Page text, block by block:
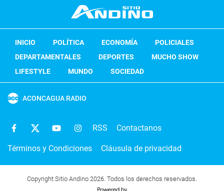
INICIO POLÍTICA ECONOMÍA
POLICIALES
DEPARTAMENTALES
DEPORTES
MUCHO SHOW
LIFESTYLE
MUNDO SOCIEDAD
ACONCAGUA RADIO
RSS Contactanos
Términos y Condiciones Cláusula de privacidad
Copyright Sitio Andino 2026. Todos los derechos reservados.